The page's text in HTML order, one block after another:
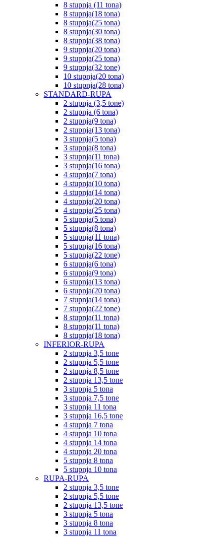
8 stupnja (11 tona)
8 stupnja(18 tona)
8 stupnja(25 tona)
8 stupnja(30 tona)
8 stupnja(38 tona)
9 stupnja(20 tona)
9 stupnja(25 tona)
9 stupnja(32 tone)
10 stupnja(20 tona)
10 stupnja(28 tona)
STANDARD-RUPA
2 stupnja (3,5 tone)
2 stupnja (6 tona)
2 stupnja(9 tona)
2 stupnja(13 tona)
3 stupnja(5 tona)
3 stupnja(8 tona)
3 stupnja(11 tona)
3 stupnja(16 tona)
4 stupnja(7 tona)
4 stupnja(10 tona)
4 stupnja(14 tona)
4 stupnja(20 tona)
4 stupnja(25 tona)
5 stupnja(5 tona)
5 stupnja(8 tona)
5 stupnja(11 tona)
5 stupnja(16 tona)
5 stupnja(22 tone)
6 stupnja(6 tona)
6 stupnja(9 tona)
6 stupnja(13 tona)
6 stupnja(20 tona)
7 stupnja(14 tona)
7 stupnja(22 tone)
8 stupnja(11 tona)
8 stupnja(11 tona)
8 stupnja(18 tona)
INFERIOR-RUPA
2 stupnja 3,5 tone
2 stupnja 5,5 tone
2 stupnja 8,5 tone
2 stupnja 13,5 tone
3 stupnja 5 tona
3 stupnja 7,5 tone
3 stupnja 11 tona
3 stupnja 16,5 tone
4 stupnja 7 tona
4 stupnja 10 tona
4 stupnja 14 tona
4 stupnja 20 tona
5 stupnja 8 tona
5 stupnja 10 tona
RUPA-RUPA
2 stupnja 3,5 tone
2 stupnja 5,5 tone
2 stupnja 13,5 tone
3 stupnja 5 tona
3 stupnja 8 tona
3 stupnja 11 tona